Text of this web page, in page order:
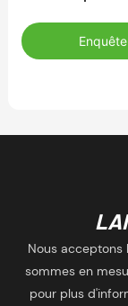
footballEnquête
Nous acceptons
sommes en
pour plus